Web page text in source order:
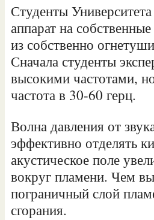
Студенты
аппарат на собственные
из собственно
Сначала студенты
высокими частотами,
частота в 30-60 герц.
Волна давления от
эффективно отделять
акустическое поле
вокруг пламени. Чем
пограничный слой
сгорания.